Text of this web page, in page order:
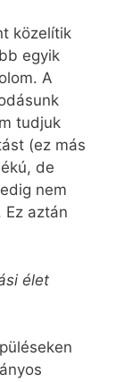
közelítik
egyik
A
tudjuk
(ez más
de
nem
Ez aztán
élet